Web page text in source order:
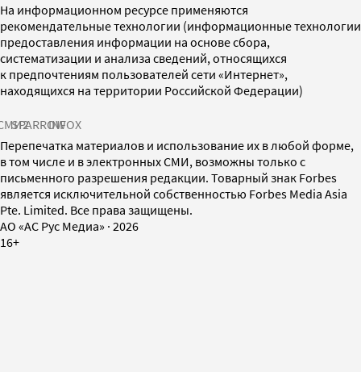
На информационном ресурсе применяются
рекомендательные технологии (информационные технологии
предоставления информации на основе сбора,
систематизации и анализа сведений, относящихся
к предпочтениям пользователей сети «Интернет»,
находящихся на территории Российской Федерации)
SPARROWINFOX
Перепечатка материалов и использование их в любой форме,
в том числе и в электронных СМИ, возможны только с
письменного разрешения редакции. Товарный знак Forbes
является исключительной собственностью Forbes Media Asia
Pte. Limited. Все права защищены.
AO «АС Рус Медиа» · 2026
16+